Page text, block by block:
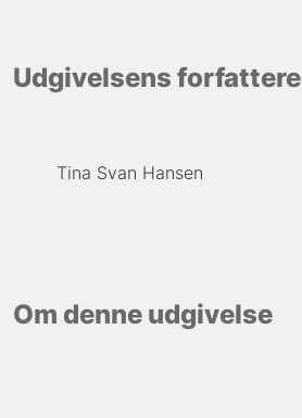
Udgivelsens forfattere
Tina Svan Hansen
Om denne udgivelse